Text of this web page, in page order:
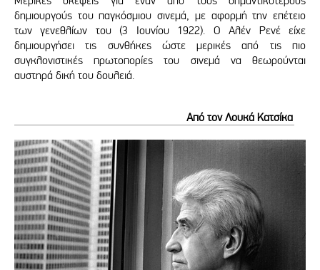
δημιουργούς του παγκόσμιου σινεμά, με αφορμή την επέτειο
των γενεθλίων του (3 Ιουνίου 1922). Ο Αλέν Ρενέ είχε
δημιουργήσει τις συνθήκες ώστε μερικές από τις πιο
συγκλονιστικές πρωτοπορίες του σινεμά να θεωρούνται
αυστηρά δική του δουλειά.
Από τον Λουκά Κατσίκα